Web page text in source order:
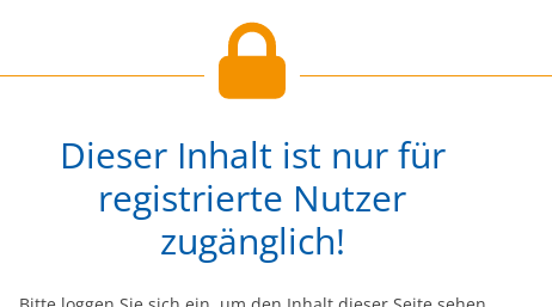
Dieser Inhalt ist nur für
registrierte Nutzer
zugänglich!